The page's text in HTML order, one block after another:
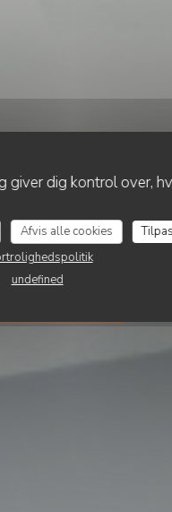
dig kontrol over,
Afvis alle cookies
Tilpas
undefined